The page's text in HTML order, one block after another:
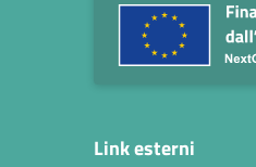
Link esterni